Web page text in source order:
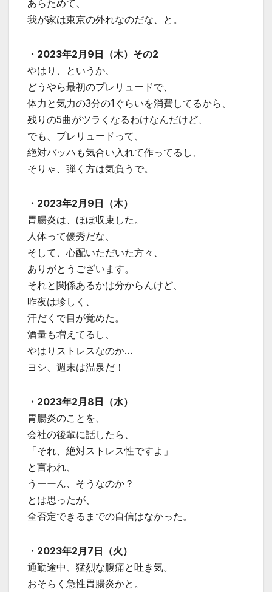
あらためて、
我が家は東京の外れなのだな、と。
・2023年2月9日（木）その2
やはり、というか、
どうやら最初のプレリュードで、
体力と気力の3分の1ぐらいを消費してるから、
残りの5曲がツラくなるわけなんだけど、
でも、プレリュードって、
絶対バッハも気合い入れて作ってるし、
そりゃ、弾く方は気負うで。
・2023年2月9日（木）
胃腸炎は、ほぼ収束した。
人体って優秀だな、
そして、心配いただいた方々、
ありがとうございます。
それと関係あるかは分からんけど、
昨夜は珍しく、
汗だくで目が覚めた。
酒量も増えてるし、
やはりストレスなのか…
ヨシ、週末は温泉だ！
・2023年2月8日（水）
胃腸炎のことを、
会社の後輩に話したら、
「それ、絶対ストレス性ですよ」
と言われ、
うーーん、そうなのか？
とは思ったが、
全否定できるまでの自信はなかった。
・2023年2月7日（火）
通勤途中、猛烈な腹痛と吐き気。
おそらく急性胃腸炎かと。